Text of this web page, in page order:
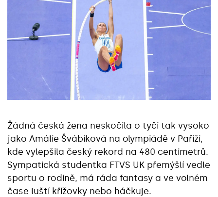
Žádná česká žena neskočila o tyči tak vysoko
jako Amálie Švábíková na olympiádě v Paříži,
kde vylepšila český rekord na 480 centimetrů.
Sympatická studentka FTVS UK přemýšlí vedle
sportu o rodině, má ráda fantasy a ve volném
čase luští křížovky nebo háčkuje.